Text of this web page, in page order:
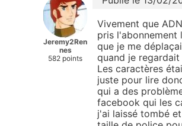
Jeremy2Ren
nes
582 points
Vivement que
pris
que je me
quand je
Les caractères
juste pour lire
qui a des
facebook qui les
j'ai laissé tombé